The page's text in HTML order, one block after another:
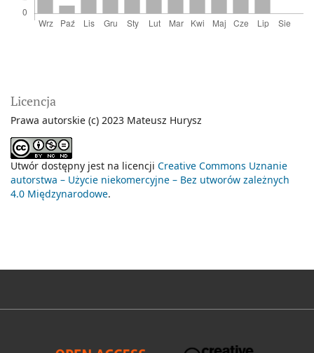
Licencja
Prawa autorskie (c) 2023 Mateusz Hurysz
Utwór dostępny jest na licencji Creative Commons Uznanie
autorstwa – Użycie niekomercyjne – Bez utworów zależnych
4.0 Międzynarodowe.